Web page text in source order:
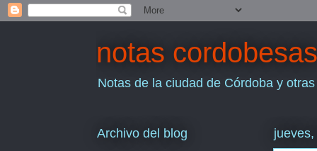
notas cordobesas
Notas de la ciudad de Córdoba y
Archivo del blog